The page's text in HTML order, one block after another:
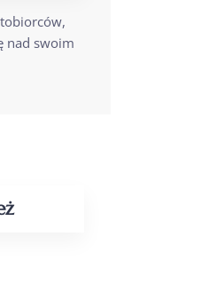
nad swoim